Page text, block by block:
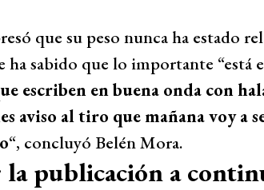
que su peso nunca ha estado
sabido que lo importante “está
escriben en buena onda con
aviso al tiro que mañana voy a
“, concluyó Belén Mora.
la publicación a